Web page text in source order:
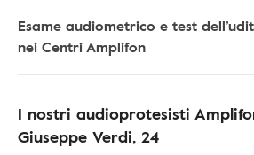
Esame audiometrico e test
nei Centri Amplifon
I nostri audioprotesisti
Giuseppe Verdi, 24